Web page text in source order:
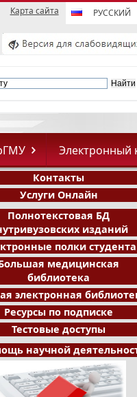
Карта сайта РУССКИЙ
Электронный
Контакты
Услуги Онлайн
Полнотекстовая БД
изданий
полки студента
медицинская
библиотека
электронная
Ресурсы по подписке
Тестовые доступы
научной